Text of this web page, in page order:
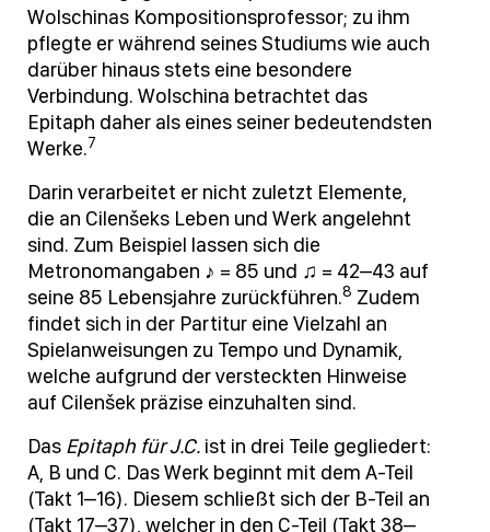
Wolschinas Kompositionsprofessor; zu ihm
pflegte er während seines Studiums wie auch
darüber hinaus stets eine besondere
Verbindung. Wolschina betrachtet das
Epitaph daher als eines seiner bedeutendsten
Werke.7
Darin verarbeitet er nicht zuletzt Elemente,
die an Cilenšeks Leben und Werk angelehnt
sind. Zum Beispiel lassen sich die
Metronomangaben ♪ = 85 und ♫ = 42–43 auf
seine 85 Lebensjahre zurückführen.8 Zudem
findet sich in der Partitur eine Vielzahl an
Spielanweisungen zu Tempo und Dynamik,
welche aufgrund der versteckten Hinweise
auf Cilenšek präzise einzuhalten sind.
Das Epitaph für J.C. ist in drei Teile gegliedert:
A, B und C. Das Werk beginnt mit dem A-Teil
(Takt 1–16). Diesem schließt sich der B-Teil an
(Takt 17–37), welcher in den C-Teil (Takt 38–